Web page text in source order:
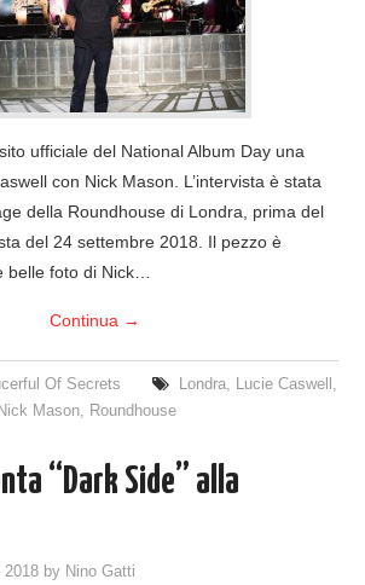
ufficiale del National Album Day una
con Nick Mason. L’intervista è stata
della Roundhouse di Londra, prima del
del 24 settembre 2018. Il pezzo è
belle foto di Nick…
Continua →
Of Secrets Londra, Lucie Caswell ,
Nick Mason, Roundhouse
“Dark Side” alla
2018 by Nino Gatti